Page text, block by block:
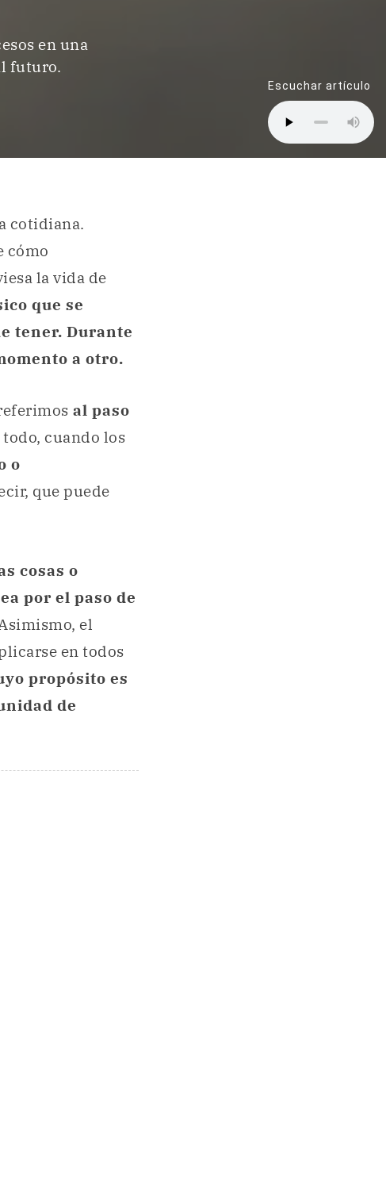
en una
futuro.
Escuchar artículo
cotidiana.
cómo
la vida de
que se
tener. Durante
a otro.
al paso
cuando los
o
que puede
cosas o
por el paso de
el
en todos
propósito es
de